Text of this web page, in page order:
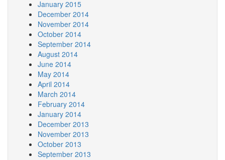
January 2015
December 2014
November 2014
October 2014
September 2014
August 2014
June 2014
May 2014
April 2014
March 2014
February 2014
January 2014
December 2013
November 2013
October 2013
September 2013